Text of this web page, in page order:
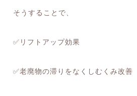
そうすることで、
✅ リフトアップ効果
✅老廃物の滞りをなくしむくみ改善